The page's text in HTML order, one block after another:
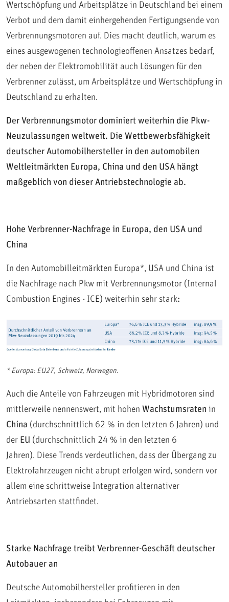
Wertschöpfung und Arbeitsplätze in Deutschland bei einem
Verbot und dem damit einhergehenden Fertigungsende von
Verbrennungsmotoren auf. Dies macht deutlich, warum es
eines ausgewogenen technologieoffenen Ansatzes bedarf,
der neben der Elektromobilität auch Lösungen für den
Verbrenner zulässt, um Arbeitsplätze und Wertschöpfung in
Deutschland zu erhalten.
Der Verbrennungsmotor dominiert weiterhin die Pkw-
Neuzulassungen weltweit. Die Wettbewerbsfähigkeit
deutscher Automobilhersteller in den automobilen
Weltleitmärkten Europa, China und den USA hängt
maßgeblich von dieser Antriebstechnologie ab.
Hohe Verbrenner-Nachfrage in Europa, den USA und
China
In den Automobilleitmärkten Europa*, USA und China ist
die Nachfrage nach Pkw mit Verbrennungsmotor (Internal
Combustion Engines - ICE) weiterhin sehr stark:
* Europa: EU27, Schweiz, Norwegen.
Auch die Anteile von Fahrzeugen mit Hybridmotoren sind
mittlerweile nennenswert, mit hohen Wachstumsraten in
China (durchschnittlich 62 % in den letzten 6 Jahren) und
der EU (durchschnittlich 24 % in den letzten 6
Jahren). Diese Trends verdeutlichen, dass der Übergang zu
Elektrofahrzeugen nicht abrupt erfolgen wird, sondern vor
allem eine schrittweise Integration alternativer
Antriebsarten stattfindet.
Starke Nachfrage treibt Verbrenner-Geschäft deutscher
Autobauer an
Deutsche Automobilhersteller profitieren in den